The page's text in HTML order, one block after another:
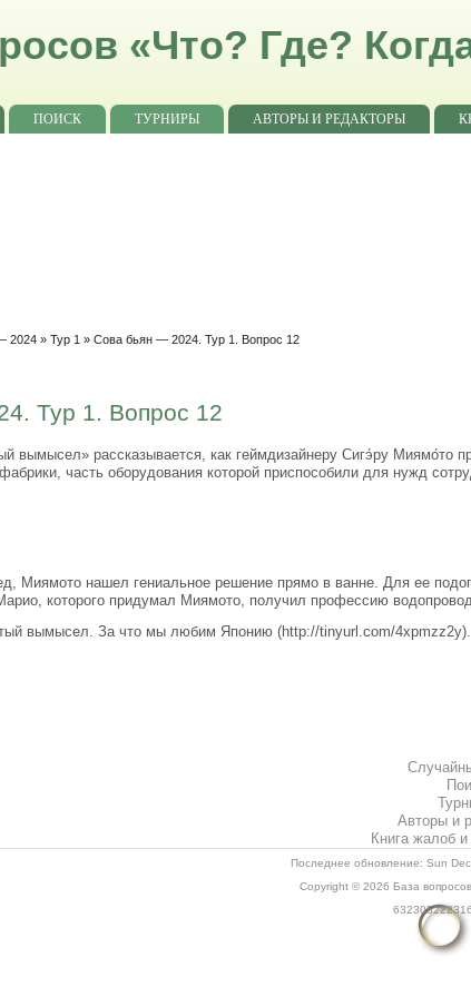
«Что? Где?
ПОИСК ТУРНИРЫ АВТОРЫ И РЕДАКТОРЫ
2024 »Тур 1 » Сова бьян — 2024. Тур 1. Вопрос 12
Тур 1. Вопрос 12
вымысел» рассказывается, как геймдизайнеру Сигэ́ру
часть оборудования которой приспособили для нужд
Миямото нашел гениальное решение прямо в ванне. Для ее
которого придумал Миямото, получил профессию
вымысел. За что мы любим Японию (http://tinyurl.com/4xpmzz2y).
Авторы и
Книга жалоб
Последнее обновление: Sun
Copyright © 2026 База